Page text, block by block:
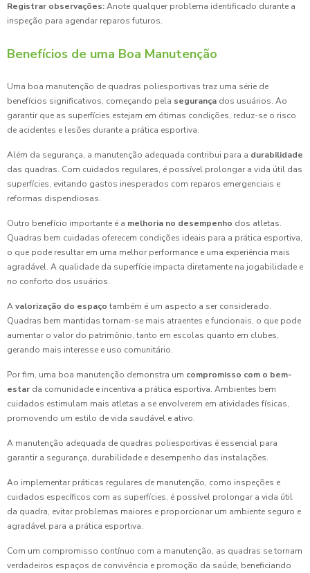
Registrar observações:Anote qualquer problema identificado durante a
inspeção para agendar reparos futuros.
Benefícios de uma Boa Manutenção
Uma boa manutenção de quadras poliesportivas traz uma série de
benefícios significativos, começando pela segurança dos usuários. Ao
garantir que as superfícies estejam em ótimas condições, reduz-se o risco
de acidentes e lesões durante a prática esportiva.
Além da segurança, a manutenção adequada contribui para a durabilidade
das quadras. Com cuidados regulares, é possível prolongar a vida útil das
superfícies, evitando gastos inesperados com reparos emergenciais e
reformas dispendiosas.
Outro benefício importante é a melhoria no desempenho dos atletas.
Quadras bem cuidadas oferecem condições ideais para a prática esportiva,
o que pode resultar em uma melhor performance e uma experiência mais
agradável. A qualidade da superfície impacta diretamente na jogabilidade e
no conforto dos usuários.
Avalorização do espaço também é um aspecto a ser considerado.
Quadras bem mantidas tornam-se mais atraentes e funcionais, o que pode
aumentar o valor do patrimônio, tanto em escolas quanto em clubes,
gerando mais interesse e uso comunitário.
Por fim, uma boa manutenção demonstra um compromisso com o bem-
estar da comunidade e incentiva a prática esportiva. Ambientes bem
cuidados estimulam mais atletas a se envolverem em atividades físicas,
promovendo um estilo de vida saudável e ativo.
A manutenção adequada de quadras poliesportivas é essencial para
garantir a segurança, durabilidade e desempenho das instalações.
Ao implementar práticas regulares de manutenção, como inspeções e
cuidados específicos com as superfícies, é possível prolongar a vida útil
da quadra, evitar problemas maiores e proporcionar um ambiente seguro e
agradável para a prática esportiva.
Com um compromisso contínuo com a manutenção, as quadras se tornam
verdadeiros espaços de convivência e promoção da saúde, beneficiando